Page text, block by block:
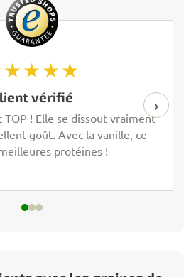
vérifié
! Elle se dissout vraiment
goût. Avec la vanille, ce
protéines !
›